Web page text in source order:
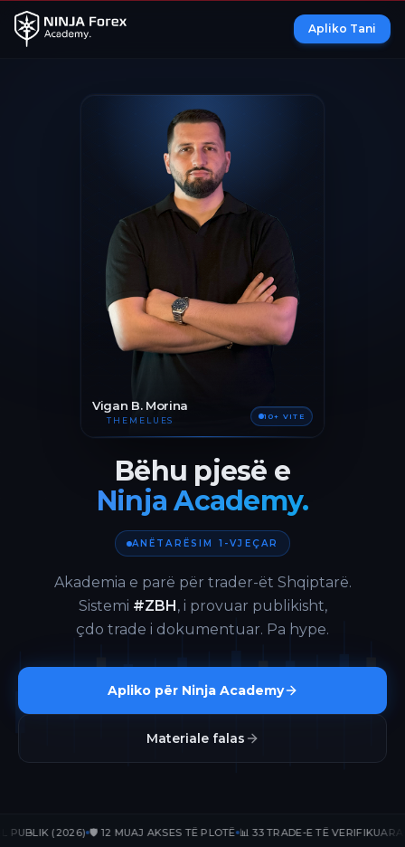
Apliko Tani
Vigan B. Morina
THEMELUES 10+ VITE
Bëhu pjesë e
Ninja Academy.
ANËTARËSIM 1-VJEÇAR
Akademia e parë për trader-ët Shqiptarë.
Sistemi #ZBH, i provuar publikisht,
çdo trade i dokumentuar. Pa hype.
Apliko për Ninja Academy
Materiale falas
(2026) 🛡️ 12 MUAJ AKSES TË PLOTË 📊 33 TRADE-E TË VERIFIKUARA 📈